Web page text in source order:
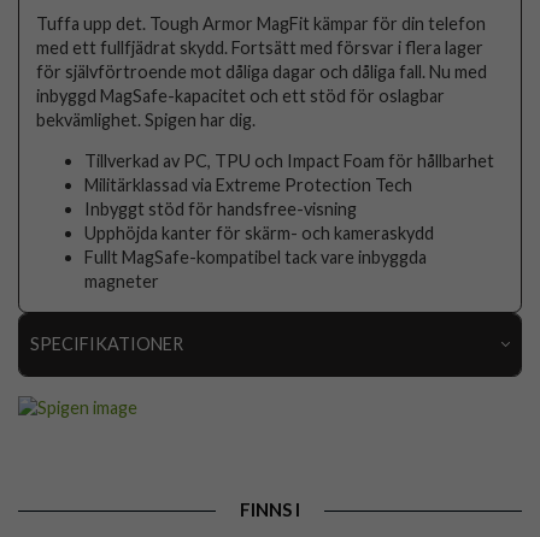
Tuffa upp det. Tough Armor MagFit kämpar för din telefon
med ett fullfjädrat skydd. Fortsätt med försvar i flera lager
för självförtroende mot dåliga dagar och dåliga fall. Nu med
inbyggd MagSafe-kapacitet och ett stöd för oslagbar
bekvämlighet. Spigen har dig.
Tillverkad av PC, TPU och Impact Foam för hållbarhet
Militärklassad via Extreme Protection Tech
Inbyggt stöd för handsfree-visning
Upphöjda kanter för skärm- och kameraskydd
Fullt MagSafe-kompatibel tack vare inbyggda
magneter
SPECIFIKATIONER
MagSafe-kompatibel, Stativfunktion, Stöttålig
FINNS I